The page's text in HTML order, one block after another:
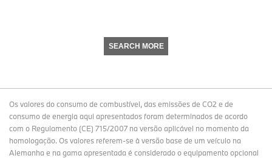
SEARCH MORE
Os valores do consumo de combustível, das emissões de CO2 e de
consumo de energia aqui apresentados foram determinados de acordo
com o Regulamento (CE) 715/2007 na versão aplicável no momento da
homologação. Os valores referem-se à versão base de um veículo na
Alemanha e na gama apresentada é considerado o equipamento opcional